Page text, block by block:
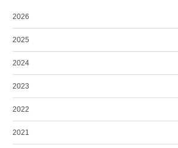
2026
2025
2024
2023
2022
2021